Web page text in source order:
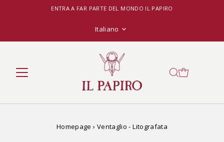
ENTRA A FAR PARTE DEL MONDO IL PAPIRO
Lingua
Italiano
Homepage › Ventaglio - Litografata